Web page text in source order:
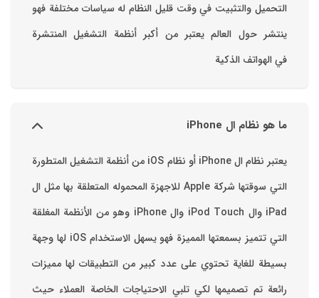
التحميل والتثبيت في وقت قليل ‏النظام له سياسات مختلفة فهو
ينتشر حول العالم يعتبر من أكبر أنظمة التشغيل المنتشرة
في الهواتف الذكية
ما هو نظام ال iPhone
يعتبر نظام ال iPhone أو نظام iOS من أنظمة التشغيل المتطورة
التي سوقتها شركة Apple للاجهزة المحموله المتعلقة بها مثل ال
iPad وال iPod Touch وال iPhone وهو من الأنظمة المغلقة
التي تتميز بسمعتها المميزة فهو يسهل الاستخدام ‏iOS لها وجهة
بسيطة للغاية تحتوي على عدد كبير من التطبيقات لها مميزات
رائعة تم تصميمها لكي تلبي الاحتياجات الخاصة العملاء حيث